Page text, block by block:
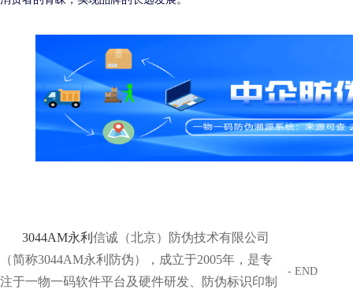
3044AM永利 信诚（北京）防伪技术有限公司
（简称3044AM永利防伪），成立于2005年，是专
注于一物一码软件平台及硬件研发、防伪标识印制
- END